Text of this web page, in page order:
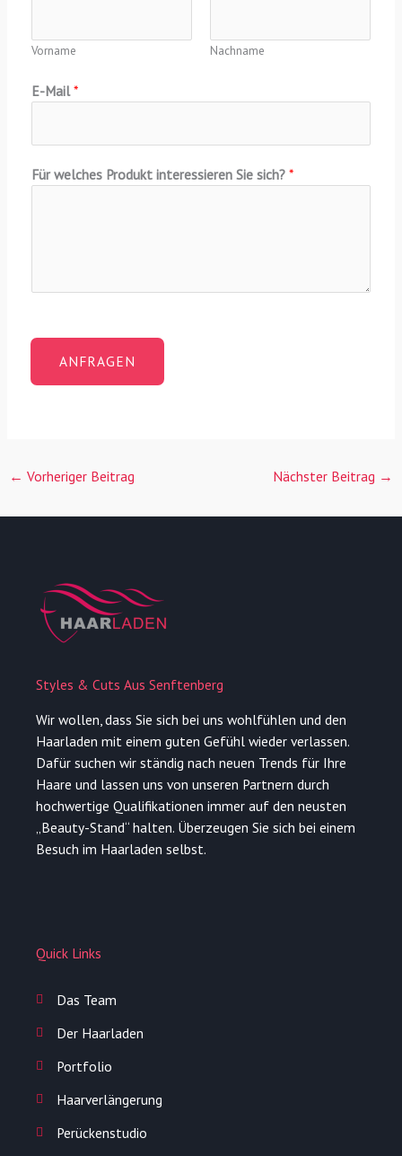
n
Vorname Nachname
E-Mail*
Für welches Produkt interessieren Sie sich? *
ANFRAGEN
← Vorheriger Beitrag Nächster Beitrag →
Styles & Cuts Aus Senftenberg
Wir wollen, dass Sie sich bei uns wohlfühlen und den
Haarladen mit einem guten Gefühl wieder verlassen.
Dafür suchen wir ständig nach neuen Trends für Ihre
Haare und lassen uns von unseren Partnern durch
hochwertige Qualifikationen immer auf den neusten
„Beauty-Stand“ halten. Überzeugen Sie sich bei einem
Besuch im Haarladen selbst.
Quick Links
Das Team
Der Haarladen
Portfolio
Haarverlängerung
Perückenstudio